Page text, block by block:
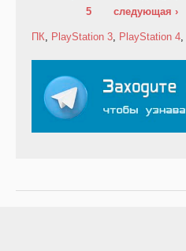
5
следующая ›
ПК, PlayStation 3, PlayStation 4,